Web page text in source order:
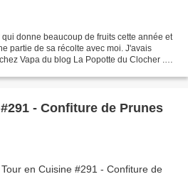
donne beaucoup de fruits cette année et
partie de sa récolte avec moi. J'avais
Vapa du blog La Popotte du Clocher .
- Confiture de Prunes